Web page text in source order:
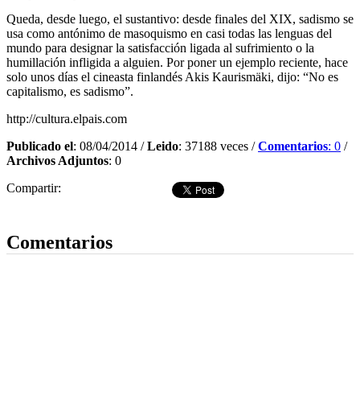
Queda, desde luego, el sustantivo: desde finales del XIX, sadismo se
usa como antónimo de masoquismo en casi todas las lenguas del
mundo para designar la satisfacción ligada al sufrimiento o la
humillación infligida a alguien. Por poner un ejemplo reciente, hace
solo unos días el cineasta finlandés Akis Kaurismäki, dijo: “No es
capitalismo, es sadismo”.
http://cultura.elpais.com
Publicado el: 08/04/2014 /Leido: 37188 veces /Comentarios: 0 /
Archivos Adjuntos: 0
Compartir:
Comentarios